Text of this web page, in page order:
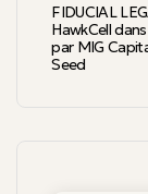
FIDUCIAL
HawkCell
par MIG
Seed